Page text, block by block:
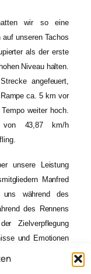
wir so eine
unseren Tachos
als der erste
Niveau halten.
angefeuert,
ca. 5 km vor
weiter hoch.
von 43,87 km/h
unsere Leistung
Manfred
während des
des Rennens
Zielverpflegung
und Emotionen